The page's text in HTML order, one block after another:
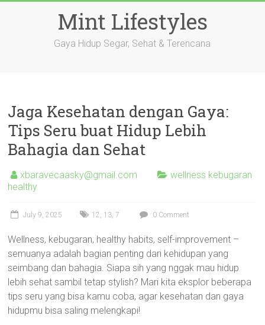
Mint Lifestyles
Gaya Hidup Segar, Sehat & Terencana
Jaga Kesehatan dengan Gaya:
Tips Seru buat Hidup Lebih
Bahagia dan Sehat
xbaravecaasky@gmail.com
wellness kebugaran
healthy
July 9, 2025 12 , 13,7 0 Comment
Wellness, kebugaran, healthy habits, self-improvement –
semuanya adalah bagian penting dari kehidupan yang
seimbang dan bahagia. Siapa sih yang nggak mau hidup
lebih sehat sambil tetap stylish? Mari kita eksplor beberapa
tips seru yang bisa kamu coba, agar kesehatan dan gaya
hidupmu bisa saling melengkapi!